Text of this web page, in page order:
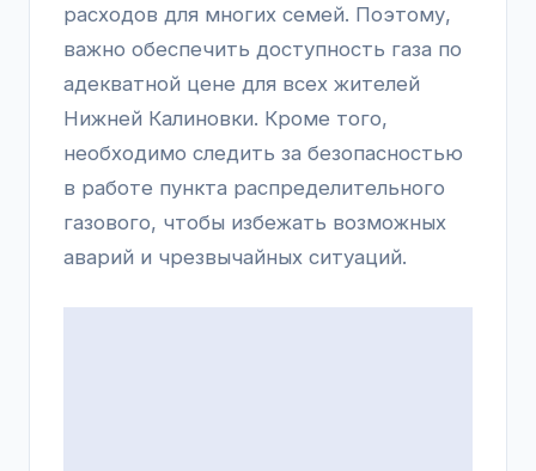
расходов для многих семей. Поэтому,
важно обеспечить доступность газа по
адекватной цене для всех жителей
Нижней Калиновки. Кроме того,
необходимо следить за безопасностью
в работе пункта распределительного
газового, чтобы избежать возможных
аварий и чрезвычайных ситуаций.